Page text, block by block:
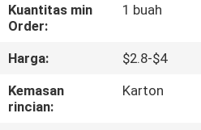
TUR
PABRIK
HUBUNGI
Kuantitas min
Order:
1 buah
Harga:
$2.8-$4
Kemasan
rincian:
Karton